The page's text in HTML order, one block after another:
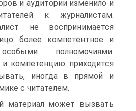
и аудитории изменило и
к журналистам.
не воспринимается
более компетентное и
полномочиями.
компетенцию приходится
иногда в прямой и
с читателем.
материал может вызвать